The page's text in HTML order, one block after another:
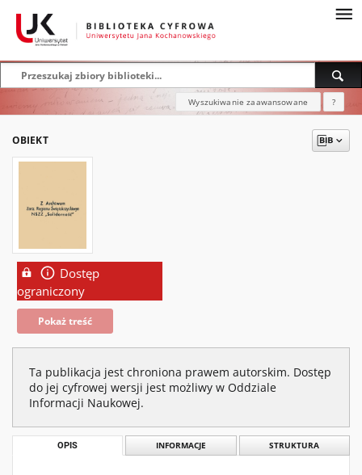
Wyszukiwanie zaawansowane ?
OBIEKT
Dostęp
ograniczony
Pokaż treść
Ta publikacja jest chroniona prawem autorskim. Dostęp
do jej cyfrowej wersji jest możliwy w Oddziale
Informacji Naukowej.
OPIS INFORMACJE STRUKTURA